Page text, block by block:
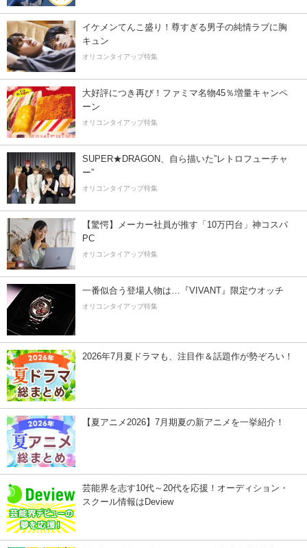
イケメンてんこ盛り！尊すぎる男子の純情ラブに胸
キュン
オリコンタイアップ特集
大好評につき再び！ファミマ名物45％増量キャンペ
ーン
オリコンタイアップ特集
SUPER★DRAGON、自ら描いた”レトロフューチャ
ー”
オリコンタイアップ特集
【驚愕】メーカー社員が推す「10万円台」神コスパ
PC
オリコンタイアップ特集
一番似合う登場人物は…『VIVANT』限定ウオッチ
オリコンタイアップ特集
2026年7月夏ドラマも、注目作＆話題作が勢ぞろい！
【夏アニメ2026】7月期夏の新アニメを一挙紹介！
芸能界を志す10代～20代を応援！オーディション・
スクール情報はDeview